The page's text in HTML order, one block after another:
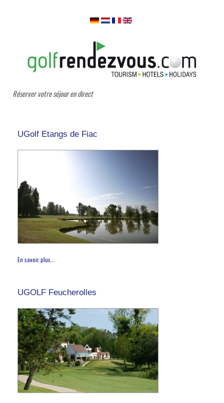
Réserver votre séjour en direct
UGolf Etangs de Fiac
En savoir plus...
UGOLF Feucherolles